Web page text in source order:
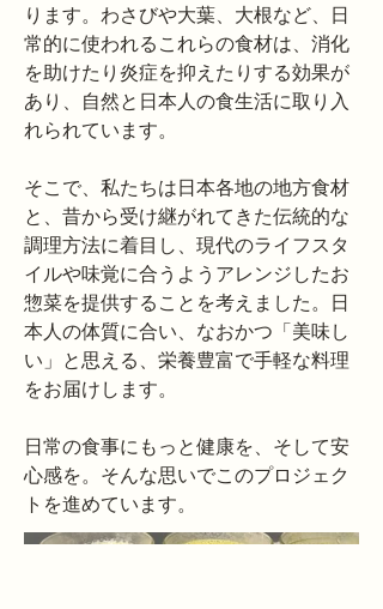
ります。わさびや大葉、大根など、日
常的に使われるこれらの食材は、消化
を助けたり炎症を抑えたりする効果が
あり、自然と日本人の食生活に取り入
れられています。
そこで、私たちは日本各地の地方食材
と、昔から受け継がれてきた伝統的な
調理方法に着目し、現代のライフスタ
イルや味覚に合うようアレンジしたお
惣菜を提供することを考えました。日
本人の体質に合い、なおかつ「美味し
い」と思える、栄養豊富で手軽な料理
をお届けします。
日常の食事にもっと健康を、そして安
心感を。そんな思いでこのプロジェク
トを進めています。